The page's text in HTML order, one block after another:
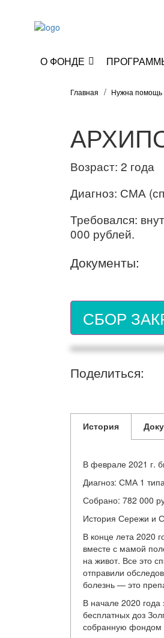
О ФОНДЕ
Главная Нужна помощь
Возраст: 2 года
Диагноз: СМА
Требовался:
000 рублей.
Документы:
СБОР
Поделиться:
История
В феврале 2021 г.
Диагноз: СМА 1
Собрано: 782 000
История Сережи и
В конце лета 2020
вместе с мамой
на живот. Все это
отправили
болезнь — это
В начале 2020
бесплатных доз
собранную фондом